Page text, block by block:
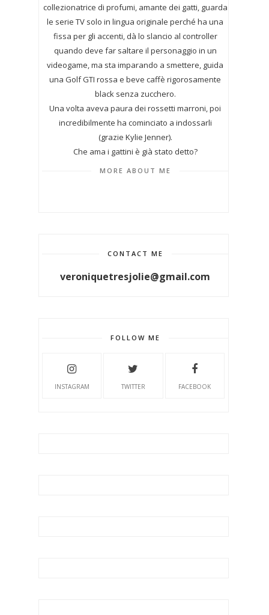
collezionatrice di profumi, amante dei gatti, guarda
le serie TV solo in lingua originale perché ha una
fissa per gli accenti, dà lo slancio al controller
quando deve far saltare il personaggio in un
videogame, ma sta imparando a smettere, guida
una Golf GTI rossa e beve caffè rigorosamente
black senza zucchero.
Una volta aveva paura dei rossetti marroni, poi
incredibilmente ha cominciato a indossarli
(grazie Kylie Jenner).
Che ama i gattini è già stato detto?
MORE ABOUT ME
CONTACT ME
veroniquetresjolie@gmail.com
FOLLOW ME
INSTAGRAM TWITTER FACEBOOK